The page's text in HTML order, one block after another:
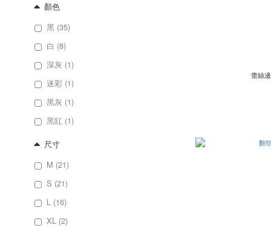
顏色
黑 (35)
白 (8)
深灰 (1)
迷彩 (1)
黑灰 (1)
黑紅 (1)
尺寸
M (21)
S (21)
L (16)
XL (2)
蕾絲